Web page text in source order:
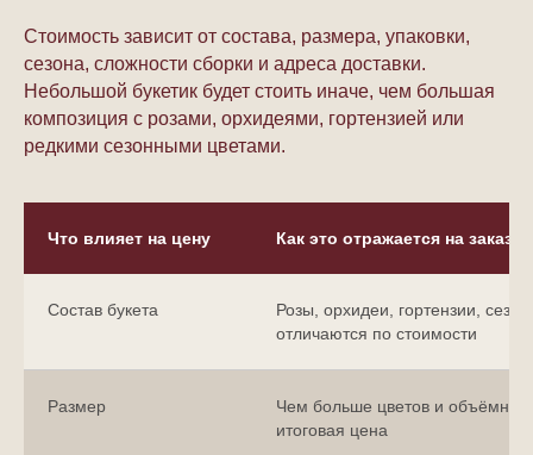
Стоимость зависит от состава, размера, упаковки,
сезона, сложности сборки и адреса доставки.
Небольшой букетик будет стоить иначе, чем большая
композиция с розами, орхидеями, гортензией или
редкими сезонными цветами.
Что влияет на цену Как это отражается на заказе
Состав букета
Розы, орхидеи, гортензии,
отличаются по стоимости
Размер
Чем больше цветов и
итоговая цена